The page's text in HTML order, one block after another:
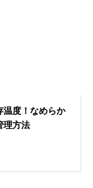
温度！なめらか
理方法